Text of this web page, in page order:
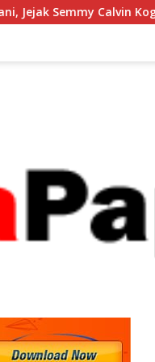
Membangun Papua